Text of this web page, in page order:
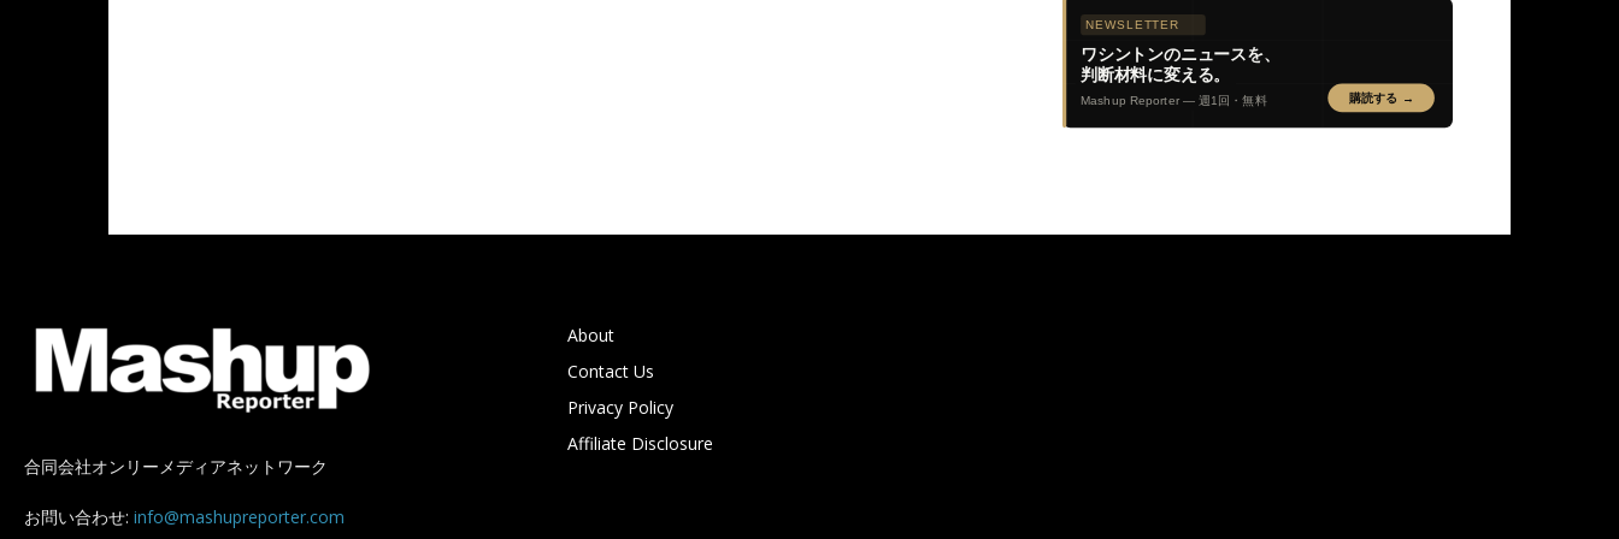
NEWSLETTER
ワシントンのニュースを、
判断材料に変える。
Mashup Reporter — 週1回・無料 購読する →
合同会社オンリーメディアネットワーク
お問い合わせ: info@mashupreporter.com
About
Contact Us
Privacy Policy
Affiliate Disclosure